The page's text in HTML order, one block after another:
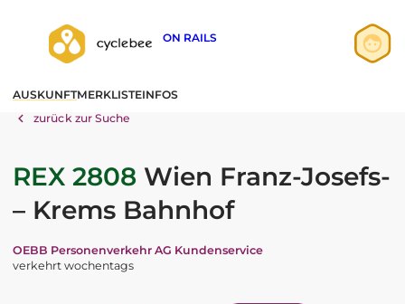
ON RAILS
AUSKUNFTMERKLISTEINFOS
zurück zur Suche
REX 2808 Wien Franz-Josefs-
– Krems Bahnhof
OEBB Personenverkehr AG Kundenservice
verkehrt wochentags